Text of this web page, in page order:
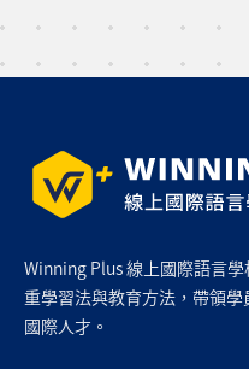
Winning Plus 線上國際語言
重學習法與教育方法，帶領
國際人才。